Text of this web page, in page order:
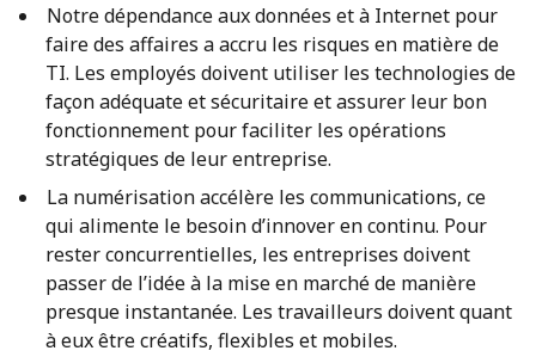
Notre dépendance aux données et à Internet pour
faire des affaires a accru les risques en matière de
TI. Les employés doivent utiliser les technologies de
façon adéquate et sécuritaire et assurer leur bon
fonctionnement pour faciliter les opérations
stratégiques de leur entreprise.
La numérisation accélère les communications, ce
qui alimente le besoin d’innover en continu. Pour
rester concurrentielles, les entreprises doivent
passer de l’idée à la mise en marché de manière
presque instantanée. Les travailleurs doivent quant
à eux être créatifs, flexibles et mobiles.